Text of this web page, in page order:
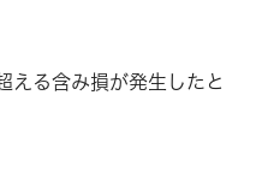
える含み損が発生したと